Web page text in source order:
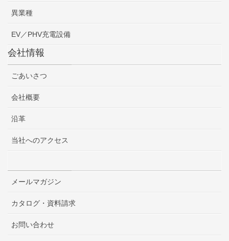
異業種
EV／PHV充電設備
会社情報
ごあいさつ
会社概要
沿革
当社へのアクセス
メールマガジン
カタログ・資料請求
お問い合わせ